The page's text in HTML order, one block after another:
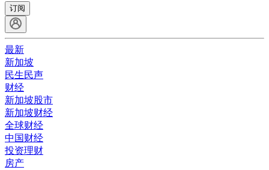
订阅
最新
新加坡
民生民声
财经
新加坡股市
新加坡财经
全球财经
中国财经
投资理财
房产